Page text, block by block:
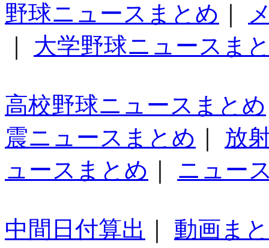
野球ニュースまとめ
大学野球ニュースま
高校野球ニュースまとめ
震ニュースまとめ
放
ュースまとめ
ニュー
中間日付算出
動画ま